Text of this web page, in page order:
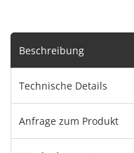
Beschreibung
Technische Details
Anfrage zum Produkt